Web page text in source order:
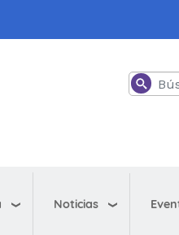
Buscar
Noticias